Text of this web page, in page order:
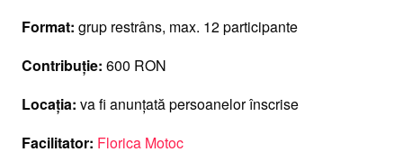
Format: grup restrâns, max. 12 participante
Contribuție: 600 RON
Locația: va fi anunțată persoanelor înscrise
Facilitator: Florica Motoc